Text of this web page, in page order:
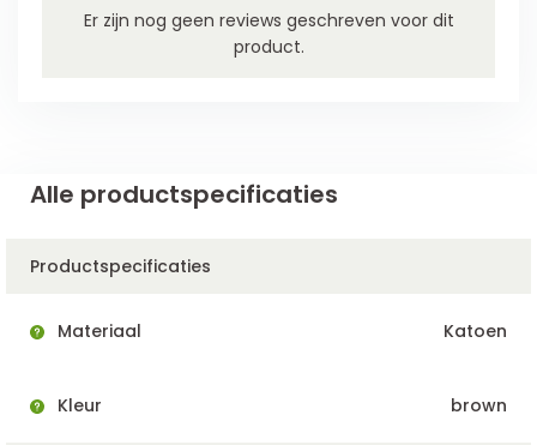
Er zijn nog geen reviews geschreven voor dit
product.
Alle productspecificaties
Productspecificaties
Materiaal Katoen
Kleur brown